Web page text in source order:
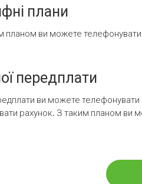
плани
планом ви можете
передплати
ви можете
рахунок. З таким планом ви